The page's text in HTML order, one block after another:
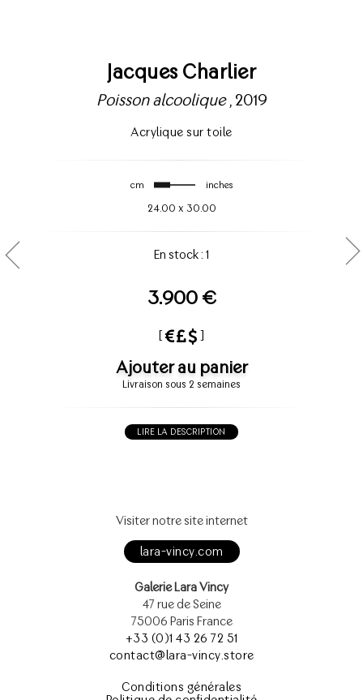
Jacques Charlier
Poisson alcoolique, 2019
Acrylique sur toile
cm inches
24.00 x 30.00
En stock : 1
3.900 €
[ ]
Ajouter au panier
Livraison sous 2 semaines
LIRE LA DESCRIPTION
Visiter notre site internet
lara-vincy.com
Galerie Lara Vincy
47 rue de Seine
75006 Paris France
+33 (0)1 43 26 72 51
contact@lara-vincy.store
Conditions générales